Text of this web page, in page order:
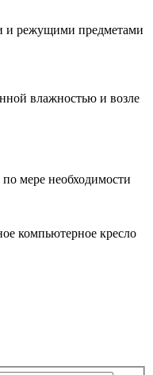
и режущими предметами
влажностью и возле
мере необходимости
компьютерное кресло